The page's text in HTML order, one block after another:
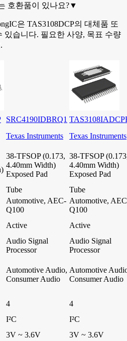
호환품이 있나요?▼
은 TAS3108DCP의 대체품 또
있습니다. 필요한 사양, 목표 수량
SRC4190IDBRQ1
Texas Instruments Texas Instruments
38-TFSOP (0.173,
4.40mm Width)
Exposed Pad
38-TFSOP
4.40mm Width)
Exposed Pad
Tube
Tube
Automotive, AEC-
Q100
Automotive,
Q100
Active Active
Audio Signal
Processor
Audio Signal
Processor
Automotive Audio,
Consumer Audio
Automotive
Consumer Audio
4
4
I²C
I²C
3V ~ 3.6V 3V ~ 3.6V